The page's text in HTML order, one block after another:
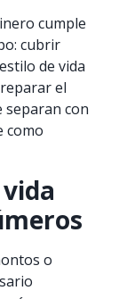
cumple
cubrir
de vida
el
separan con
como
o